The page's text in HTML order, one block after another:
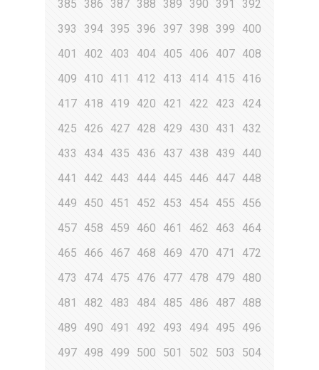
385 386 387 388 389 390 391
392
393
394 395 396 397 398 399
400
401
402 403 404 405 406 407 408
409
410 411 412 413 414 415
416
417 418 419 420 421 422 423
424
425
426 427 428 429 430 431
432
433
434 435 436 437 438 439
440
441
442 443 444 445 446 447 448
449
450 451 452 453 454 455
456
457 458 459 460 461 462 463
464
465
466 467 468 469 470 471
472
473
474 475 476 477 478 479
480
481
482 483 484 485 486 487 488
489
490 491 492 493 494 495
496
497 498 499 500 501 502 503
504